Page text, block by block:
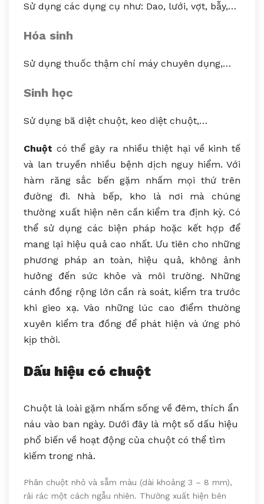
Sử dụng các dụng cụ như: Dao, lưới, vợt, bẫy,…
Hóa sinh
Sử dụng thuốc thậm chí máy chuyên dụng,…
Sinh học
Sử dụng bã diệt chuột, keo diệt chuột,…
Chuột có thể gây ra nhiều thiệt hại về kinh tế
và lan truyền nhiều bệnh dịch nguy hiểm. Với
hàm răng sắc bến gặm nhấm mọi thứ trên
đường đi. Nhà bếp, kho là nơi mà chúng
thường xuất hiện nên cần kiểm tra định kỳ. Có
thể sử dụng các biện pháp hoặc kết hợp để
mang lại hiệu quả cao nhất. Ưu tiên cho những
phương pháp an toàn, hiệu quả, không ảnh
hưởng đến sức khỏe và môi trường. Những
cánh đồng rộng lớn cần rà soát, kiểm tra trước
khi gieo xạ. Vào những lúc cao điểm thường
xuyên kiểm tra đồng để phát hiện và ứng phó
kịp thời.
Dấu hiệu có chuột
Chuột là loài gặm nhấm sống về đêm, thích ẩn
náu vào ban ngày. Dưới đây là một số dấu hiệu
phổ biến về hoạt động của chuột có thể tìm
kiếm trong nhà.
Phân chuột nhỏ và sẫm màu (dài khoảng 3 – 8 mm),
rải rác một cách ngẫu nhiên. Thường xuất hiện bên